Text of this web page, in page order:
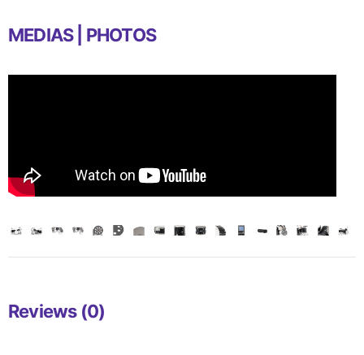
MEDIAS | PHOTOS
Reviews (0)